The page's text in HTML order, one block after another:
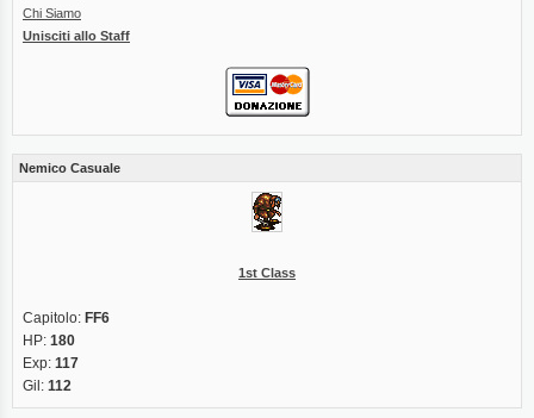
Chi Siamo
Unisciti allo Staff
Nemico Casuale
1st Class
Capitolo: FF6
HP: 180
Exp: 117
Gil: 112